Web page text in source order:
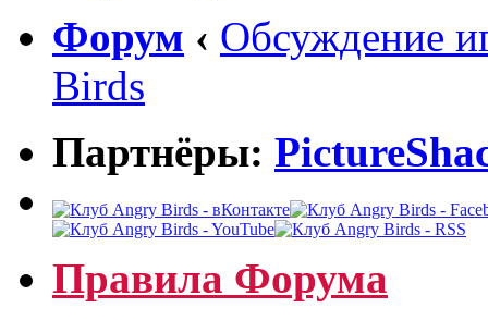
Форум ‹ Обсуждение
Birds
Партнёры:
Правила Форума